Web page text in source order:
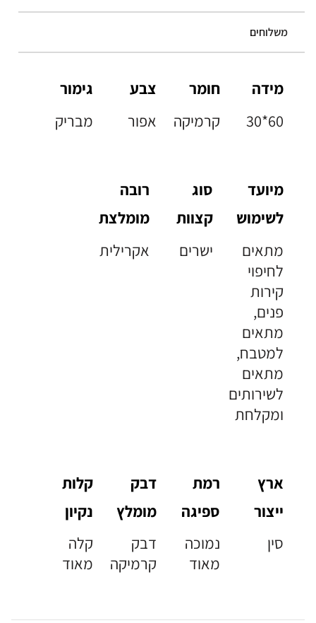
משלוחים
מידה
30*60
חומר
קרמיקה
צבע
אפור
גימור
מבריק
מיועד
לשימוש
מתאים
לחיפוי
קירות
פנים,
מתאים
למטבח,
מתאים
לשירותים
ומקלחת
סוג
קצוות
ישרים
רובה
מומלצת
אקרילית
ארץ
ייצור
סין
רמת
ספיגה
נמוכה
מאוד
דבק
מומלץ
דבק
קרמיקה
קלות
נקיון
קלה
מאוד